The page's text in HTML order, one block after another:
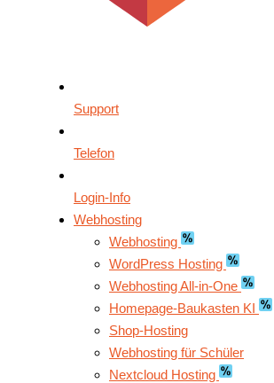
Support
Telefon
Login-Info
Webhosting
Webhosting
WordPress Hosting
Webhosting All-in-One
Homepage-Baukasten KI
Shop-Hosting
Webhosting für Schüler
Nextcloud Hosting